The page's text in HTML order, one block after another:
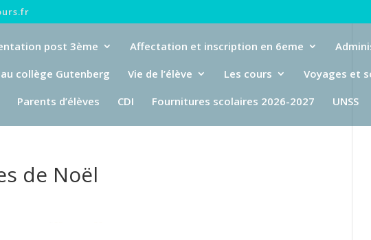
post 3ème Affectation et inscription en 6eme
collège Gutenberg
Vie de l’élève Les cours Voyages et
Parents d’élèves CDI Fournitures scolaires 2026-2027 UNSS
de Noël